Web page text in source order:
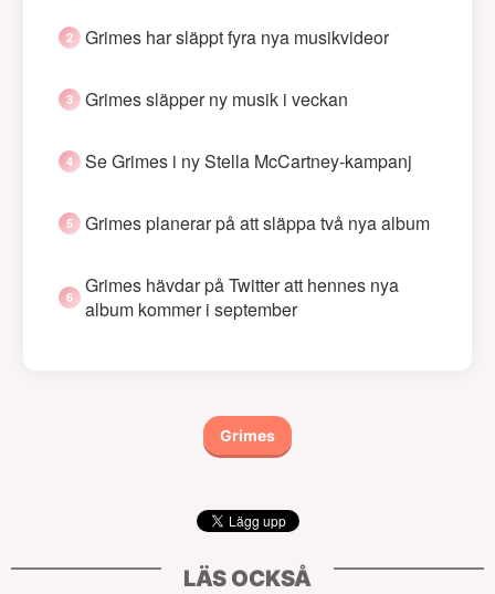
Grimes har släppt fyra nya musikvideor
Grimes släpper ny musik i veckan
Se Grimes i ny Stella McCartney-kampanj
Grimes planerar på att släppa två nya album
Grimes hävdar på Twitter att hennes nya
album kommer i september
Grimes
LÄS OCKSÅ